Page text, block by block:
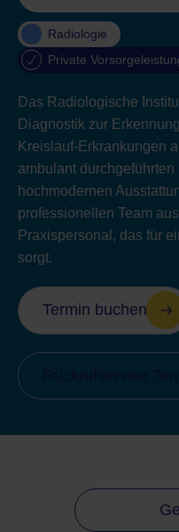
Radiologie
Private
Das Radiologische
Diagnostik zur
Kreislauf-Erkrankungen
ambulant
hochmodernen
professionellen Team
Praxispersonal, das für
sorgt.
Termin buchen